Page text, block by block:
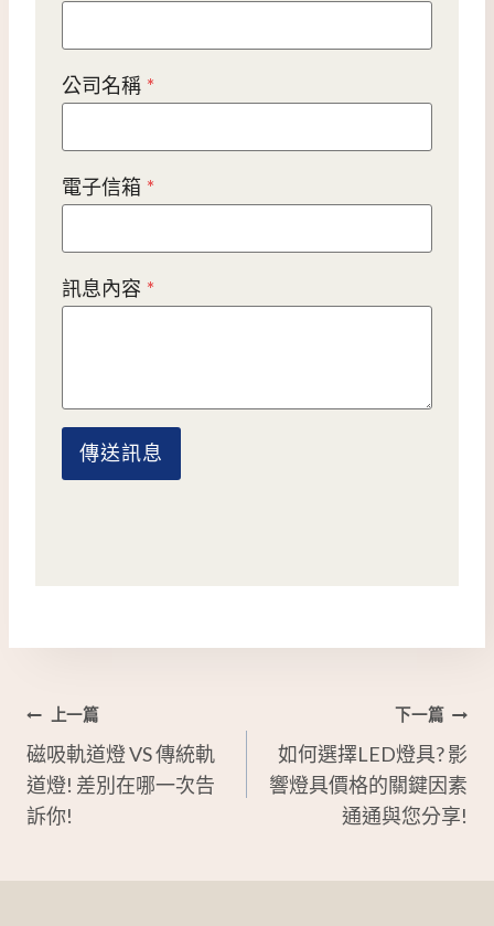
公司名稱 *
電子信箱 *
訊息內容 *
傳送訊息
文
章
導
上一篇
磁吸軌道燈 VS 傳統軌
道燈! 差別在哪一次告
訴你!
下一篇
如何選擇LED燈具? 影
響燈具價格的關鍵因素
通通與您分享!